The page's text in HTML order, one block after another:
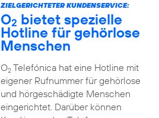
ZIELGERICHTETER KUNDENSERVICE:
O2 bietet spezielle
Hotline für gehörlose
Menschen
O2Telefónica hat eine Hotline mit
eigener Rufnummer für gehörlose
und hörgeschädigte Menschen
eingerichtet. Darüber können